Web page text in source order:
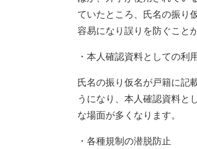
ていたところ、氏名の振り
容易になり誤りを防ぐこと
・本人確認資料としての利用
氏名の振り仮名が戸籍に記
うになり、本人確認資料と
な場面が多くなります。
・各種規制の潜脱防止